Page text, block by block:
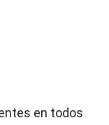
en todos